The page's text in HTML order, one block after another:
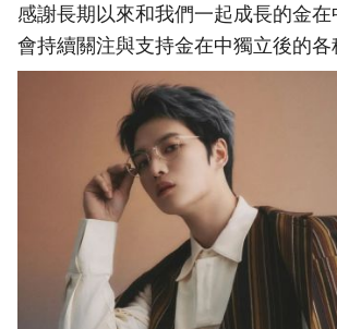
感謝長期以來和我們一起成長的金
會持續關注與支持金在中獨立後的各